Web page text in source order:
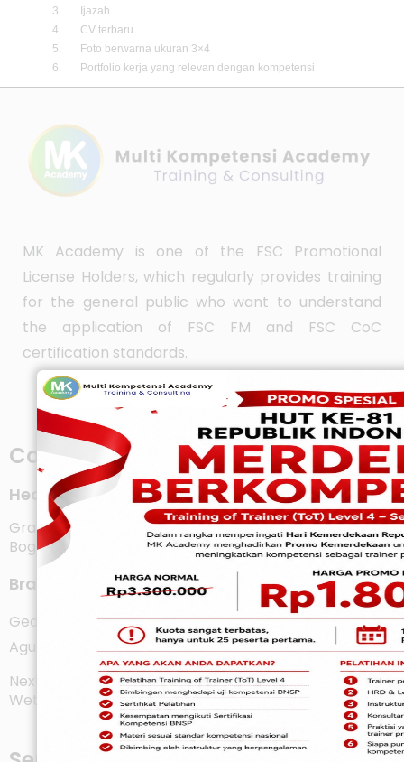
3. Ijazah
4. CV terbaru
5. Foto berwarna ukuran 3×4
6. Portfolio kerja yang relevan dengan kompetensi
MK Academy is one of the FSC Promotional
License Holders, which regularly provides training
for the general public who want to understand
the application of FSC FM and FSC CoC
certification standards.
Contact Us
Head Office
Graha Pool Lt.2 No.201, Jl.Merdeka No.110 Kel.Ciwaringin,
Bogor 16124
Branch Office
Gedung Sovoism, Jl.Dokter Cipto No.18 - 20 Kebon
Agung, Semarang Jawa Tengah
NextSPACE, Jl. Trunojoyo No.11, Citarum, Kec. Bandung
Wetan, Kota Bandung, Jawa Barat 40115